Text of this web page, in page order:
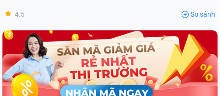
4.5 So sánh